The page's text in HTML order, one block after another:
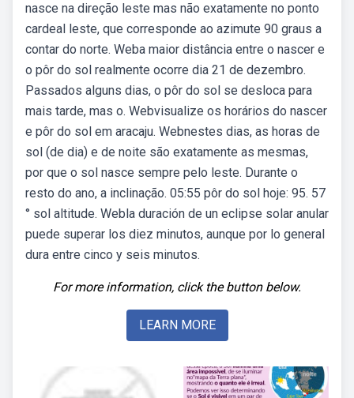
nasce na direção leste mas não exatamente no ponto
cardeal leste, que corresponde ao azimute 90 graus a
contar do norte. Weba maior distância entre o nascer e
o pôr do sol realmente ocorre dia 21 de dezembro.
Passados alguns dias, o pôr do sol se desloca para
mais tarde, mas o. Webvisualize os horários do nascer
e pôr do sol em aracaju. Webnestes dias, as horas de
sol (de dia) e de noite são exatamente as mesmas,
por que o sol nasce sempre pelo leste. Durante o
resto do ano, a inclinação. 05:55 pôr do sol hoje: 95. 57
° sol altitude. Webla duración de un eclipse solar anular
puede superar los diez minutos, aunque por lo general
dura entre cinco y seis minutos.
For more information, click the button below.
LEARN MORE